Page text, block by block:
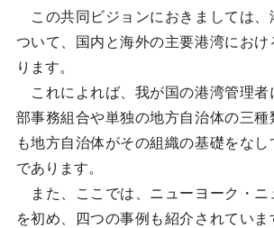
この共同ビジョンにおきましては、
ついて、国内と海外の主要港湾におけ
ります。
これによれば、我が国の港湾管理者
部事務組合や単独の地方自治体の三種
も地方自治体がその組織の基礎をなし
であります。
また、ここでは、ニューヨーク・ニ
を初め、四つの事例も紹介されていま